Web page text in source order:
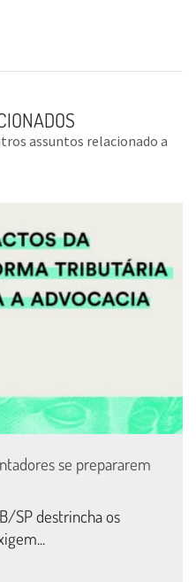
assuntos relacionado a
se prepararem
SP destrincha os